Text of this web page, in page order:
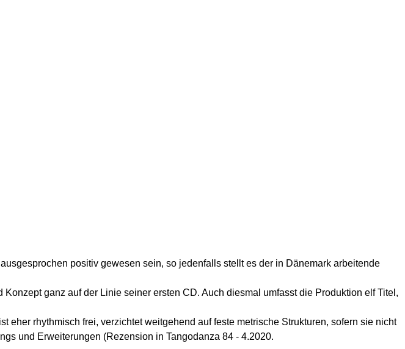
positiv gewesen sein, so jedenfalls stellt es der in Dänemark arbeitende
ganz auf der Linie seiner ersten CD. Auch diesmal umfasst die Produktion elf Titel,
rhythmisch frei, verzichtet weitgehend auf feste metrische Strukturen, sofern sie nicht
und Erweiterungen (Rezension in Tangodanza 84 - 4.2020.